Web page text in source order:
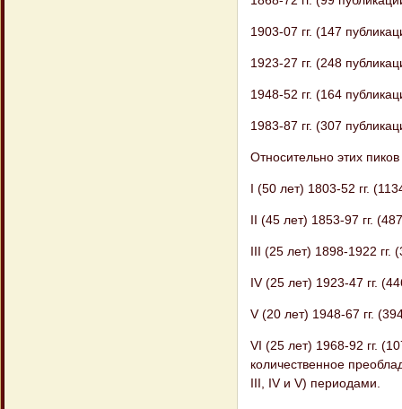
1903-07 гг. (147
1923-27 гг. (248
1948-52 гг. (164
1983-87 гг. (307
Относительно этих
I (50 лет) 1803-52 гг.
II (45 лет) 1853-97 гг.
III (25 лет) 1898-1922 гг.
IV (25 лет) 1923-47 гг.
V (20 лет) 1948-67 гг.
VI (25 лет) 1968-92 гг.
количественное
III, IV и V) периодами.